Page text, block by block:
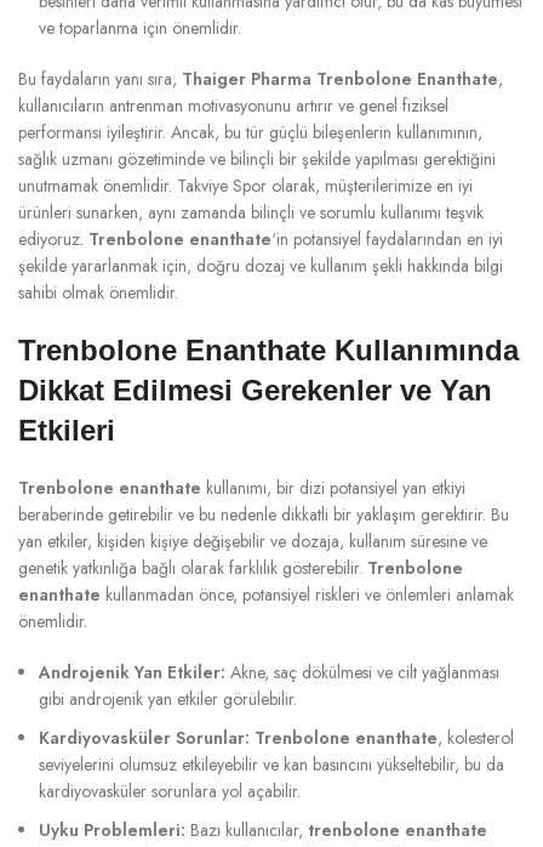
ve toparlanma için önemlidir.
Bu faydaların yanı sıra, Thaiger Pharma Trenbolone Enanthate,
kullanıcıların antrenman motivasyonunu artırır ve genel fiziksel
performansı iyileştirir. Ancak, bu tür güçlü bileşenlerin kullanımının,
sağlık uzmanı gözetiminde ve bilinçli bir şekilde yapılması gerektiğini
unutmamak önemlidir. Takviye Spor olarak, müşterilerimize en iyi
ürünleri sunarken, aynı zamanda bilinçli ve sorumlu kullanımı teşvik
ediyoruz. Trenbolone enanthate‘in potansiyel faydalarından en iyi
şekilde yararlanmak için, doğru dozaj ve kullanım şekli hakkında bilgi
sahibi olmak önemlidir.
Trenbolone Enanthate Kullanımında
Dikkat Edilmesi Gerekenler ve Yan
Etkileri
Trenbolone enanthate kullanımı, bir dizi potansiyel yan etkiyi
beraberinde getirebilir ve bu nedenle dikkatli bir yaklaşım gerektirir. Bu
yan etkiler, kişiden kişiye değişebilir ve dozaja, kullanım süresine ve
genetik yatkınlığa bağlı olarak farklılık gösterebilir. Trenbolone
enanthate kullanmadan önce, potansiyel riskleri ve önlemleri anlamak
önemlidir.
Androjenik Yan Etkiler: Akne, saç dökülmesi ve cilt yağlanması
gibi androjenik yan etkiler görülebilir.
Kardiyovasküler Sorunlar: Trenbolone enanthate, kolesterol
seviyelerini olumsuz etkileyebilir ve kan basıncını yükseltebilir, bu da
kardiyovasküler sorunlara yol açabilir.
Uyku Problemleri: Bazı kullanıcılar, trenbolone enanthate